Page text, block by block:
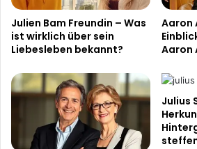
Julien Bam Freundin – Was
ist wirklich über sein
Liebesleben bekannt?
Aaron
Aaron
Julius